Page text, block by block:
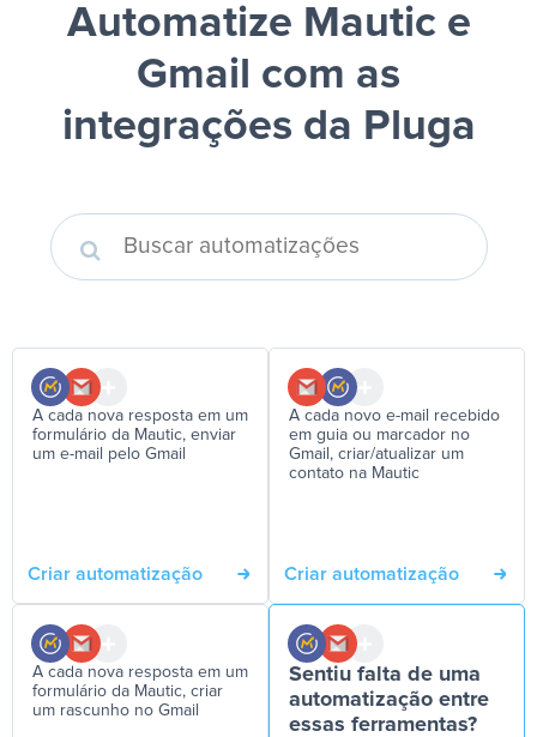
Automatize Mautic e
Gmail com as
integrações da Pluga
A cada nova resposta em um
formulário da Mautic, enviar
um e-mail pelo Gmail
Criar automatização
A cada novo e-mail recebido
em guia ou marcador no
Gmail, criar/atualizar um
contato na Mautic
Criar automatização
A cada nova resposta em um
formulário da Mautic, criar
um rascunho no Gmail
Sentiu falta de uma
automatização entre
essas ferramentas?